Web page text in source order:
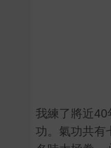
我練了將近
功。氣功共有